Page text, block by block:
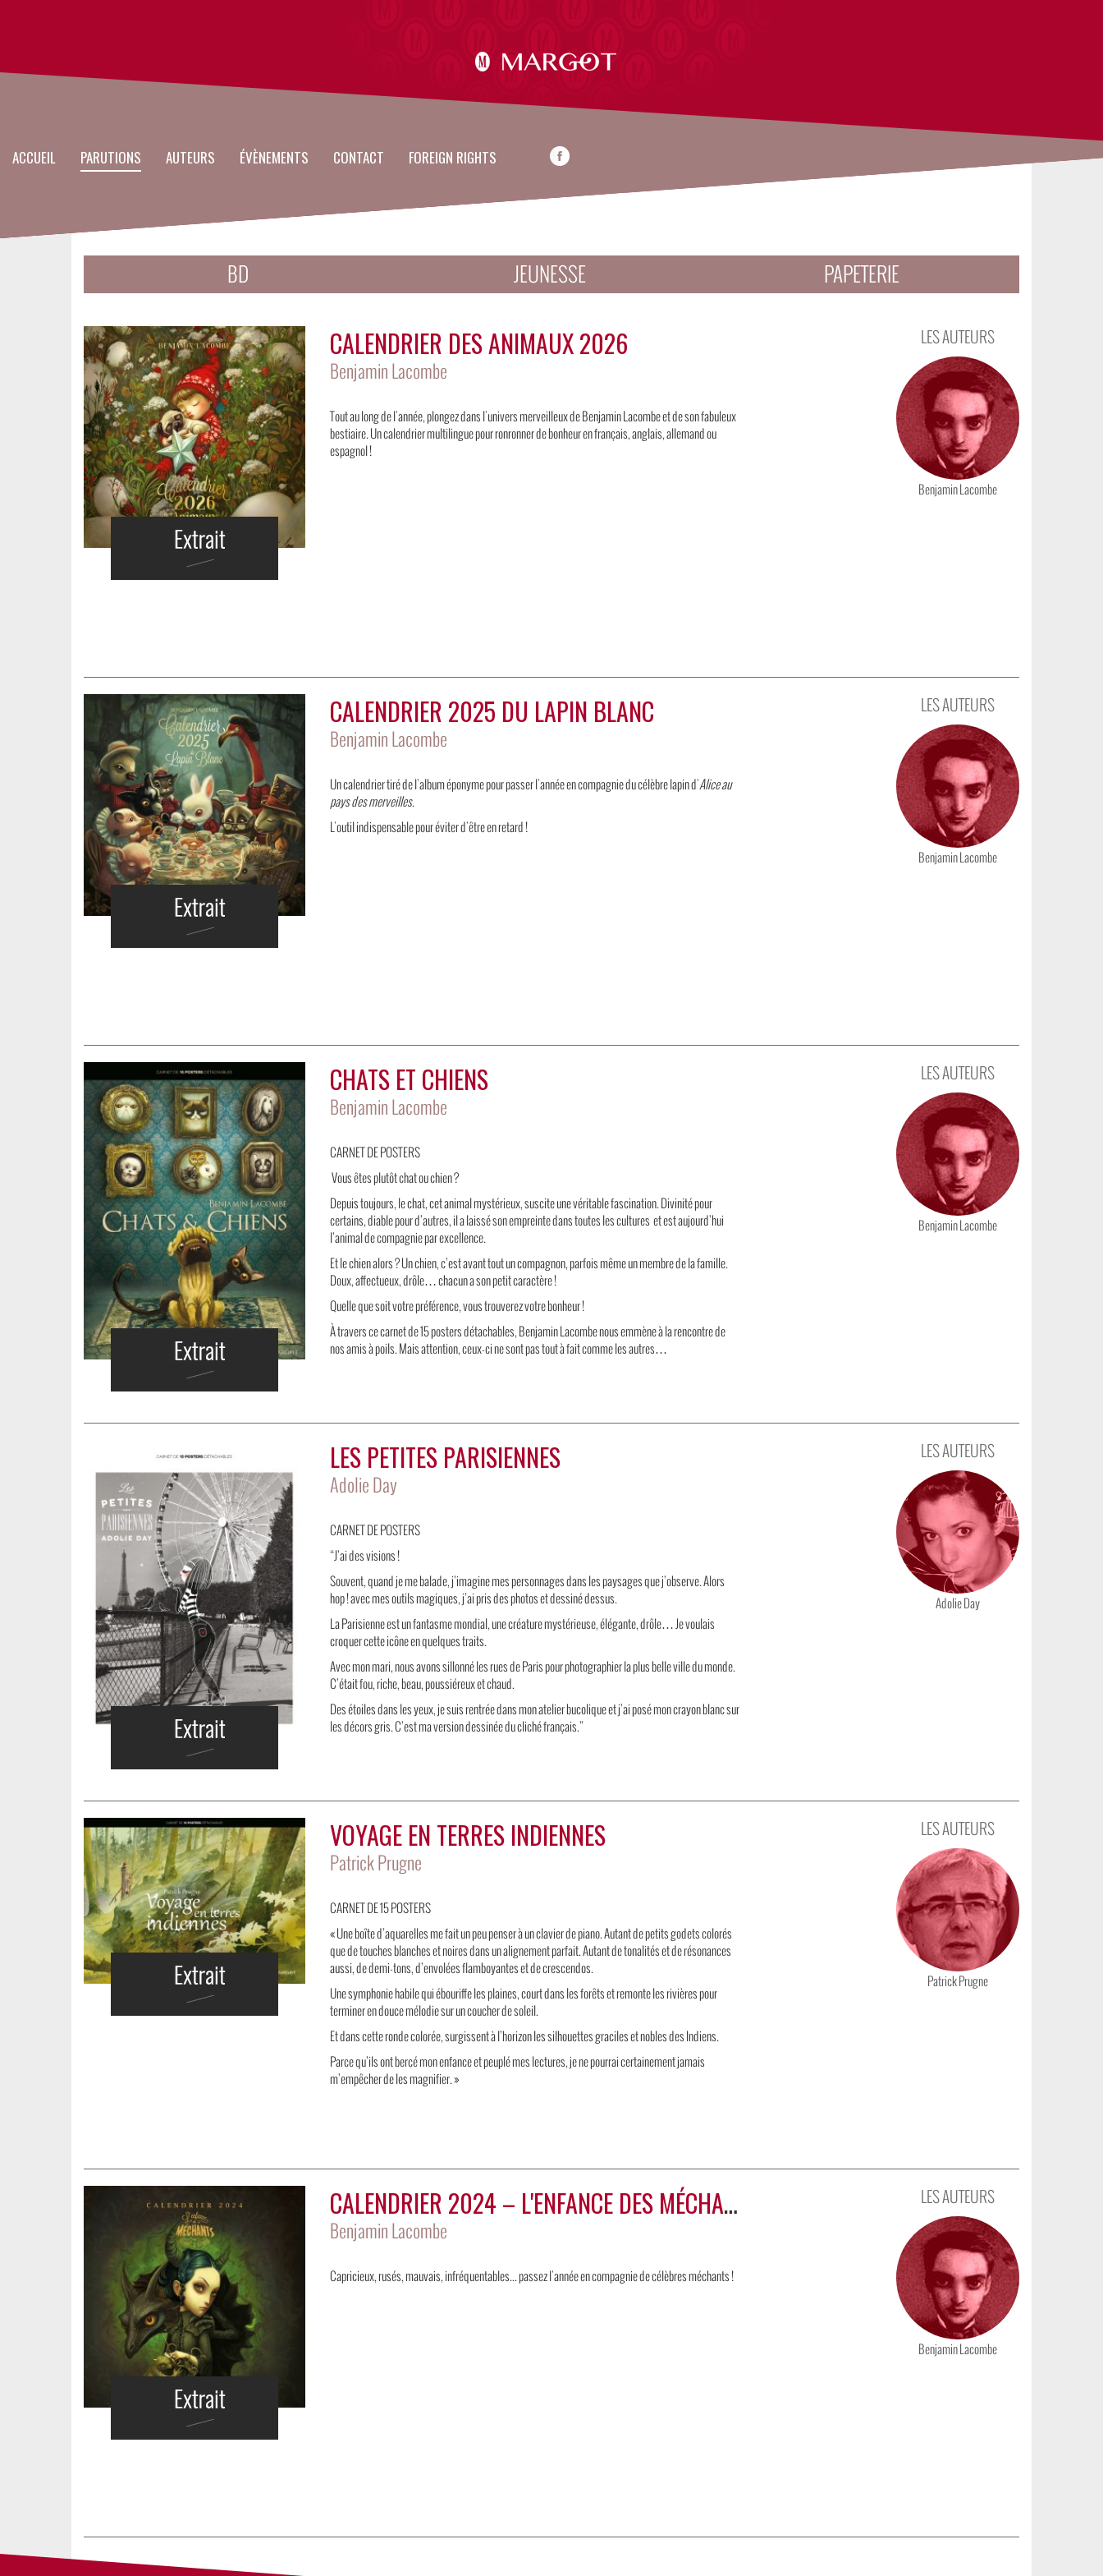
principal
ACCUEIL PARUTIONS AUTEURS ÉVÈNEMENTS CONTACT FOREIGN RIGHTS
BD JEUNESSE PAPETERIE
CALENDRIER DES ANIMAUX 2026
Benjamin Lacombe
Tout au long de l'année, plongez dans l'univers merveilleux de Benjamin Lacombe et de son fabuleux
bestiaire. Un calendrier multilingue pour ronronner de bonheur en français, anglais, allemand ou
espagnol !
LES AUTEURS
Photo
Benjamin Lacombe
CALENDRIER 2025 DU LAPIN BLANC
Benjamin Lacombe
Un calendrier tiré de l'album éponyme pour passer l'année en compagnie du célèbre lapin d'Alice au
pays des merveilles.
L'outil indispensable pour éviter d'être en retard !
LES AUTEURS
Photo
Benjamin Lacombe
CHATS ET CHIENS
Benjamin Lacombe
CARNET DE POSTERS
Vous êtes plutôt chat ou chien ?
Depuis toujours, le chat, cet animal mystérieux, suscite une véritable fascination. Divinité pour
certains, diable pour d’autres, il a laissé son empreinte dans toutes les cultures et est aujourd’hui
l’animal de compagnie par excellence.
Et le chien alors ? Un chien, c’est avant tout un compagnon, parfois même un membre de la famille.
Doux, affectueux, drôle… chacun a son petit caractère !
Quelle que soit votre préférence, vous trouverez votre bonheur !
À travers ce carnet de 15 posters détachables, Benjamin Lacombe nous emmène à la rencontre de
nos amis à poils. Mais attention, ceux-ci ne sont pas tout à fait comme les autres…
LES AUTEURS
Photo
Benjamin Lacombe
LES PETITES PARISIENNES
Adolie Day
CARNET DE POSTERS
“J’ai des visions !
Souvent, quand je me balade, j’imagine mes personnages dans les paysages que j’observe. Alors
hop ! avec mes outils magiques, j’ai pris des photos et dessiné dessus.
La Parisienne est un fantasme mondial, une créature mystérieuse, élégante, drôle… Je voulais
croquer cette icône en quelques traits.
Avec mon mari, nous avons sillonné les rues de Paris pour photographier la plus belle ville du monde.
C’était fou, riche, beau, poussiéreux et chaud.
Des étoiles dans les yeux, je suis rentrée dans mon atelier bucolique et j’ai posé mon crayon blanc sur
les décors gris. C’est ma version dessinée du cliché français.”
LES AUTEURS
Photo
Adolie Day
VOYAGE EN TERRES INDIENNES
Patrick Prugne
CARNET DE 15 POSTERS
« Une boîte d’aquarelles me fait un peu penser à un clavier de piano. Autant de petits godets colorés
que de touches blanches et noires dans un alignement parfait. Autant de tonalités et de résonances
aussi, de demi-tons, d’envolées flamboyantes et de crescendos.
Une symphonie habile qui ébouriffe les plaines, court dans les forêts et remonte les rivières pour
terminer en douce mélodie sur un coucher de soleil.
Et dans cette ronde colorée, surgissent à l’horizon les silhouettes graciles et nobles des Indiens.
Parce qu’ils ont bercé mon enfance et peuplé mes lectures, je ne pourrai certainement jamais
m’empêcher de les magnifier. »
LES AUTEURS
Photo
Patrick Prugne
CALENDRIER 2024 – L'ENFANCE DES MÉCHANTS DES VILAINES ET DES AFFREUX
Benjamin Lacombe
Capricieux, rusés, mauvais, infréquentables... passez l'année en compagnie de célèbres méchants !
LES AUTEURS
Photo
Benjamin Lacombe